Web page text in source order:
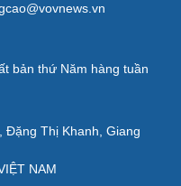
bản thứ Năm hàng tuần
Đặng Thị Khanh, Giang
NAM